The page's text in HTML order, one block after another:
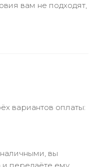
вам не подходят,
вариантов оплаты:
вы